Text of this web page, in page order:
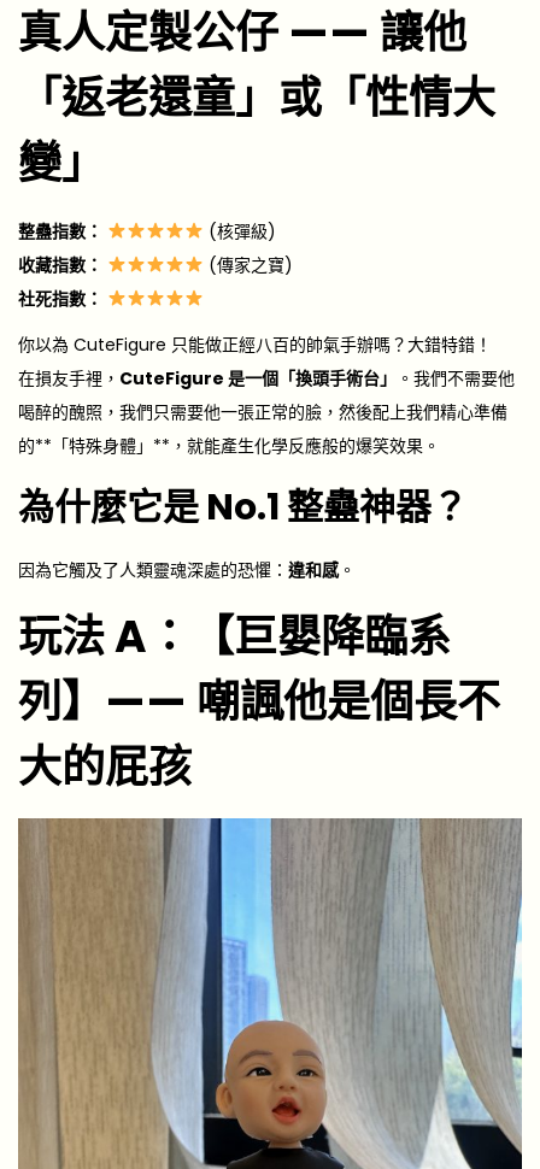
真人定製公仔 —— 讓他
「返老還童」或「性情大
變」
整蠱指數：
(核彈級)
收藏指數：
(傳家之寶)
社死指數：
你以為 CuteFigure 只能做正經八百的帥氣手辦嗎？大錯特錯！
在損友手裡， CuteFigure 是一個「換頭手術台」
。我們不需要他
喝醉的醜照，我們只需要他一張正常的臉，然後配上我們精心準備
的**「特殊身體」**，就能產生化學反應般的爆笑效果。
為什麼它是 No.1 整蠱神器？
因為它觸及了人類靈魂深處的恐懼： 違和感。
玩法 A：【巨嬰降臨系
列】—— 嘲諷他是個長不
大的屁孩